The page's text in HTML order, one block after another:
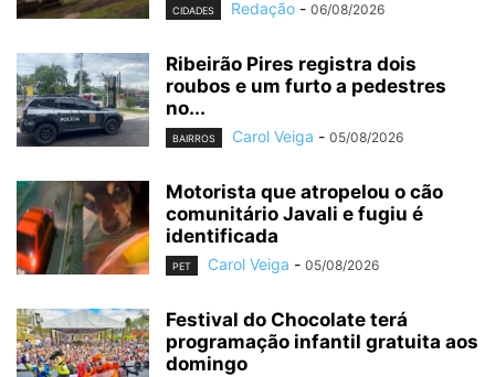
CIDADES Redação - 06/08/2026
Ribeirão Pires registra dois
roubos e um furto a pedestres
no...
BAIRROS Carol Veiga - 05/08/2026
Motorista que atropelou o cão
comunitário Javali e fugiu é
identificada
PET Carol Veiga - 05/08/2026
Festival do Chocolate terá
programação infantil gratuita aos
domingo